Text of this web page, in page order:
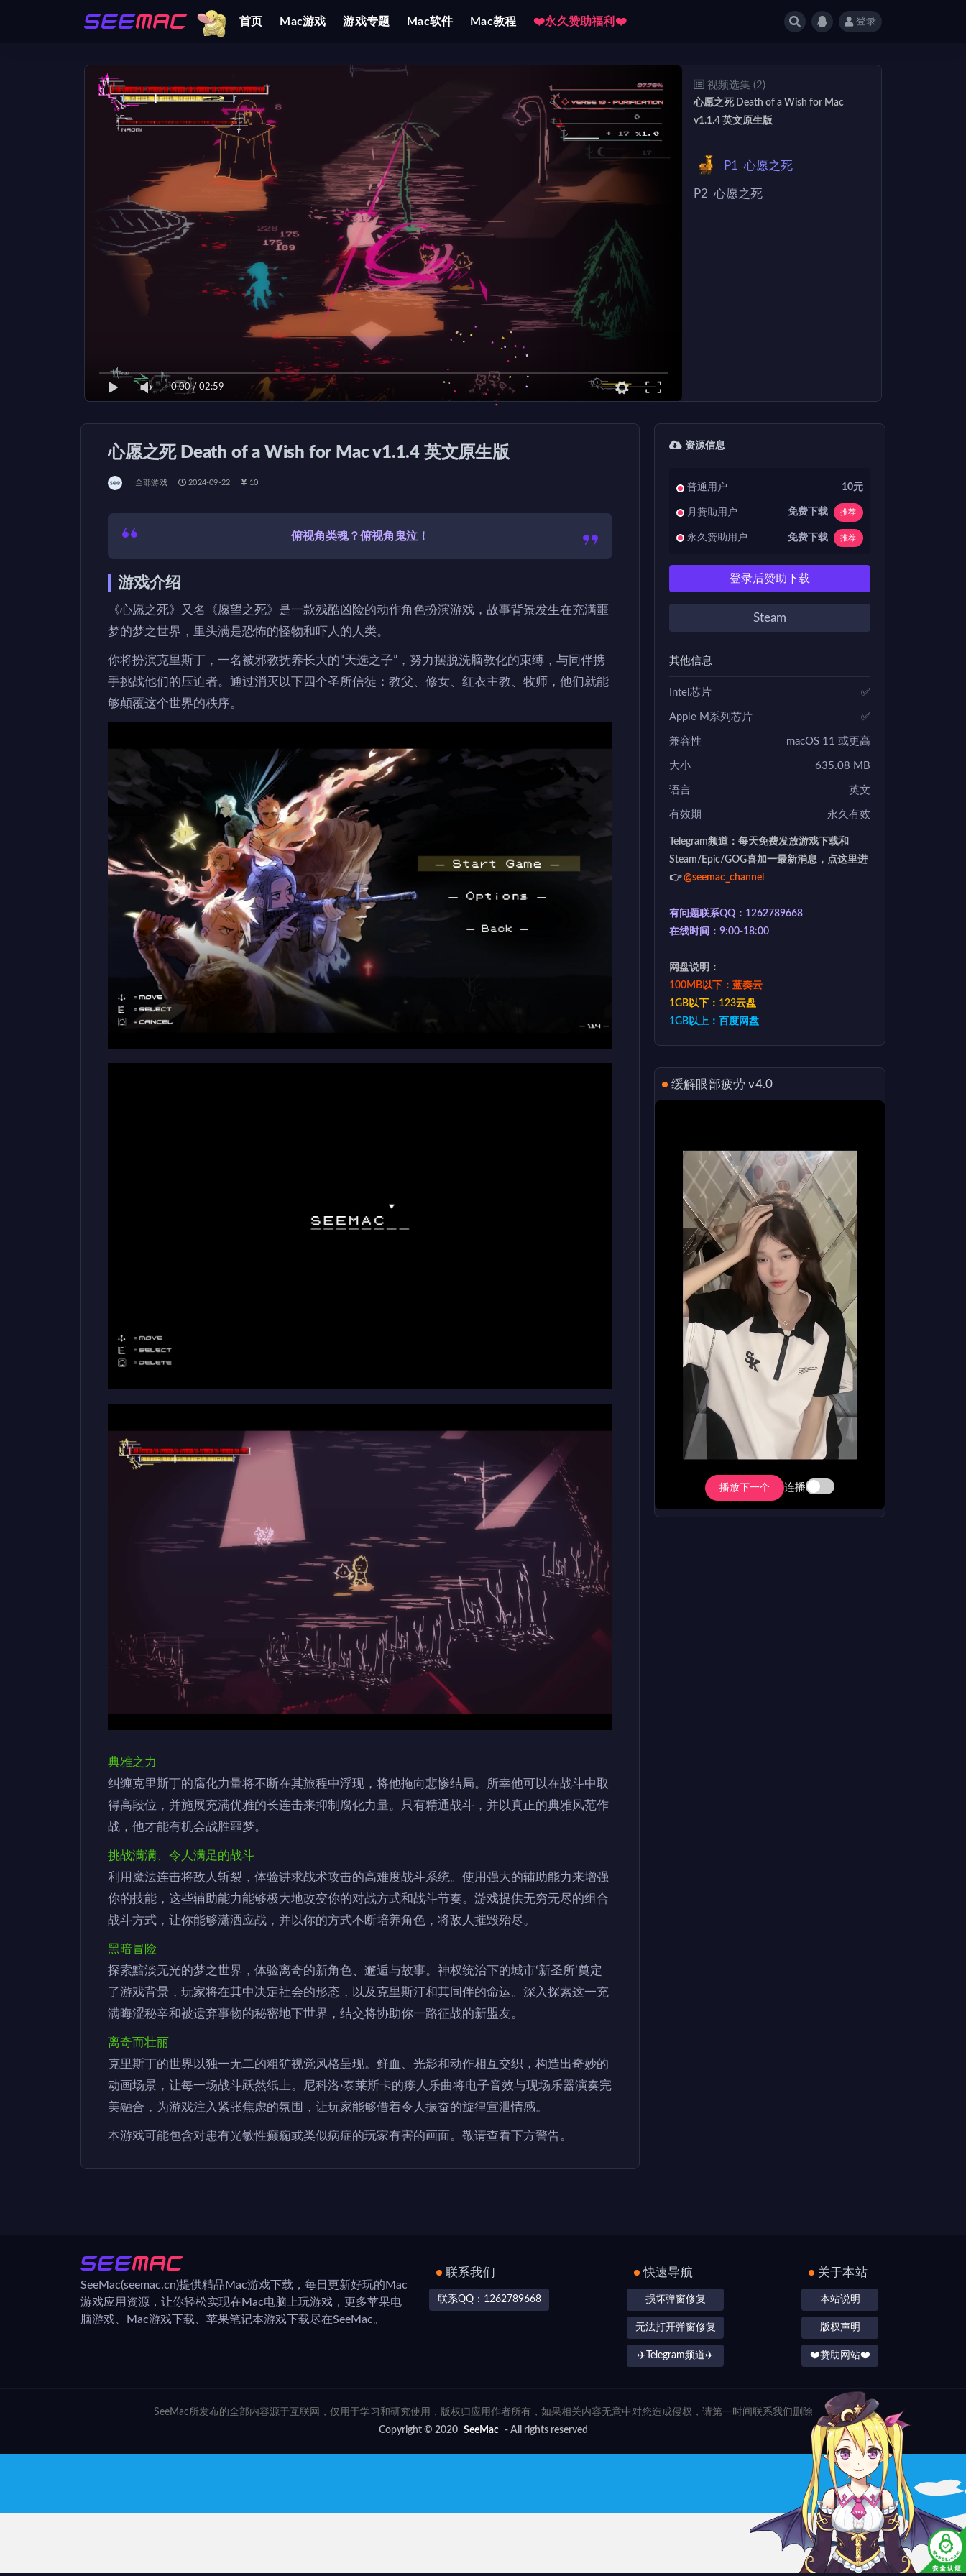
首页 Mac游戏 游戏专题 Mac软件 Mac教程 ❤️永久赞助福利❤️ 登录
0:00/ 02:59
视频选集 (2)
心愿之死 Death of a Wish for Mac
v1.1.4 英文原生版
P1 心愿之死
P2 心愿之死
心愿之死 Death of a Wish for Mac v1.1.4 英文原生版
全部游戏 2024-09-22 10
俯视角类魂？俯视角鬼泣！
游戏介绍
《心愿之死》又名《愿望之死》是一款残酷凶险的动作角色扮演游戏，故事背景发生在充满噩
梦的梦之世界，里头满是恐怖的怪物和吓人的人类。
你将扮演克里斯丁，一名被邪教抚养长大的“天选之子”，努力摆脱洗脑教化的束缚，与同伴携
手挑战他们的压迫者。通过消灭以下四个圣所信徒：教父、修女、红衣主教、牧师，他们就能
够颠覆这个世界的秩序。
典雅之力
纠缠克里斯丁的腐化力量将不断在其旅程中浮现，将他拖向悲惨结局。所幸他可以在战斗中取
得高段位，并施展充满优雅的长连击来抑制腐化力量。只有精通战斗，并以真正的典雅风范作
战，他才能有机会战胜噩梦。
挑战满满、令人满足的战斗
利用魔法连击将敌人斩裂，体验讲求战术攻击的高难度战斗系统。使用强大的辅助能力来增强
你的技能，这些辅助能力能够极大地改变你的对战方式和战斗节奏。游戏提供无穷无尽的组合
战斗方式，让你能够潇洒应战，并以你的方式不断培养角色，将敌人摧毁殆尽。
黑暗冒险
探索黯淡无光的梦之世界，体验离奇的新角色、邂逅与故事。神权统治下的城市‘新圣所’奠定
了游戏背景，玩家将在其中决定社会的形态，以及克里斯汀和其同伴的命运。深入探索这一充
满晦涩秘辛和被遗弃事物的秘密地下世界，结交将协助你一路征战的新盟友。
离奇而壮丽
克里斯丁的世界以独一无二的粗犷视觉风格呈现。鲜血、光影和动作相互交织，构造出奇妙的
动画场景，让每一场战斗跃然纸上。尼科洛·泰莱斯卡的瘆人乐曲将电子音效与现场乐器演奏完
美融合，为游戏注入紧张焦虑的氛围，让玩家能够借着令人振奋的旋律宣泄情感。
本游戏可能包含对患有光敏性癫痫或类似病症的玩家有害的画面。敬请查看下方警告。
资源信息
普通用户 10元
月赞助用户 免费下载 推荐
永久赞助用户 免费下载 推荐
登录后赞助下载
Steam
其他信息
Intel芯片 ✅
Apple M系列芯片 ✅
兼容性 macOS 11 或更高
大小 635.08 MB
语言 英文
有效期 永久有效
Telegram频道：每天免费发放游戏下载和
Steam/Epic/GOG喜加一最新消息，点这里进
👉@seemac_channel
有问题联系QQ：1262789668
在线时间：9:00-18:00
网盘说明：
100MB以下：蓝奏云
1GB以下：123云盘
1GB以上：百度网盘
缓解眼部疲劳 v4.0
播放下一个 连播
SeeMac(seemac.cn)提供精品Mac游戏下载，每日更新好玩的Mac
游戏应用资源，让你轻松实现在Mac电脑上玩游戏，更多苹果电
脑游戏、Mac游戏下载、苹果笔记本游戏下载尽在SeeMac。
联系我们
联系QQ：1262789668
快速导航
损坏弹窗修复
无法打开弹窗修复
✈️Telegram频道✈️
关于本站
本站说明
版权声明
❤️赞助网站❤️
SeeMac所发布的全部内容源于互联网，仅用于学习和研究使用，版权归应用作者所有，如果相关内容无意中对您造成侵权，请第一时间联系我们删除
Copyright © 2020 SeeMac - All rights reserved